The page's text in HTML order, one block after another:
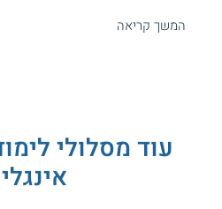
תכנית הלימודים
התקדמות והתאמה לתחומי העניין
לאפשר רכישת אוצר מילים יעיל
הלמידה מתבססת על מספר
המשך קריאה
עוד מסלולי